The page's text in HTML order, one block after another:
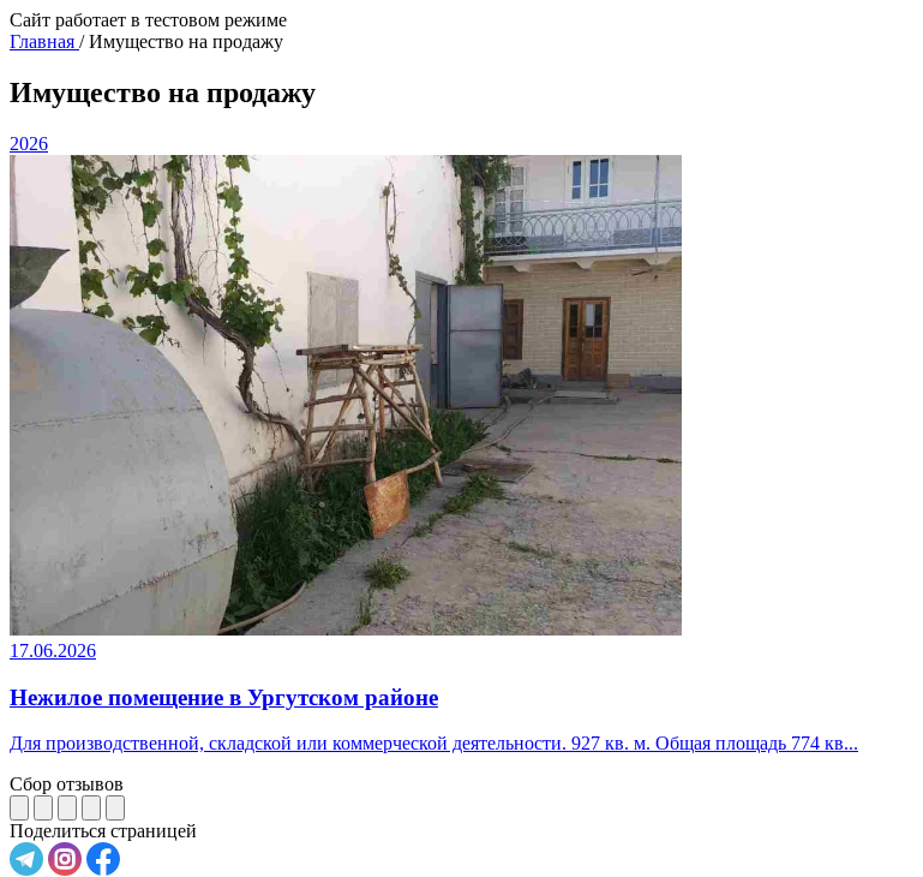
Сайт работает в тестовом режиме
Главная /Имущество на продажу
Имущество на продажу
2026
17.06.2026
Нежилое помещение в Ургутском районе
Для производственной, складской или коммерческой деятельности. 927 кв. м. Общая площадь 774 кв...
Сбор отзывов
Поделиться страницей